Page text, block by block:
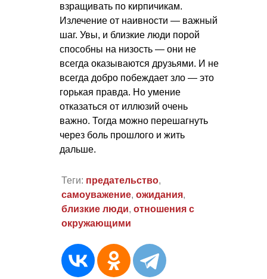
взращивать по кирпичикам.
Излечение от наивности — важный
шаг. Увы, и близкие люди порой
способны на низость — они не
всегда оказываются друзьями. И не
всегда добро побеждает зло — это
горькая правда. Но умение
отказаться от иллюзий очень
важно. Тогда можно перешагнуть
через боль прошлого и жить
дальше.
Теги: предательство,
самоуважение, ожидания,
близкие люди, отношения с
окружающими